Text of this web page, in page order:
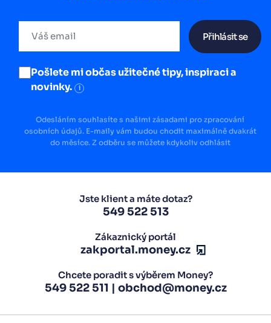
Přihlásit se
Pošlete mi občas užitečné tipy, inspiraci a
novinky.
i
Odesláním souhlasíte s našimi zásadami pro zpracování
osobních údajů. E-maily vám budou chodit maximálně dvakrát
do měsíce. Z odběru se můžete kdykoliv odhlásit
Jste klient a máte dotaz?
549 522 513
Zákaznický portál
zakportal.money.cz
Chcete poradit s výběrem Money?
549 522 511 | obchod@money.cz